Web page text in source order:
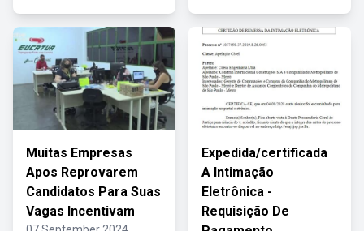
Muitas Empresas
Apos Reprovarem
Candidatos Para Suas
Vagas Incentivam
Expedida/certificada
A Intimação
Eletrônica -
Requisição De